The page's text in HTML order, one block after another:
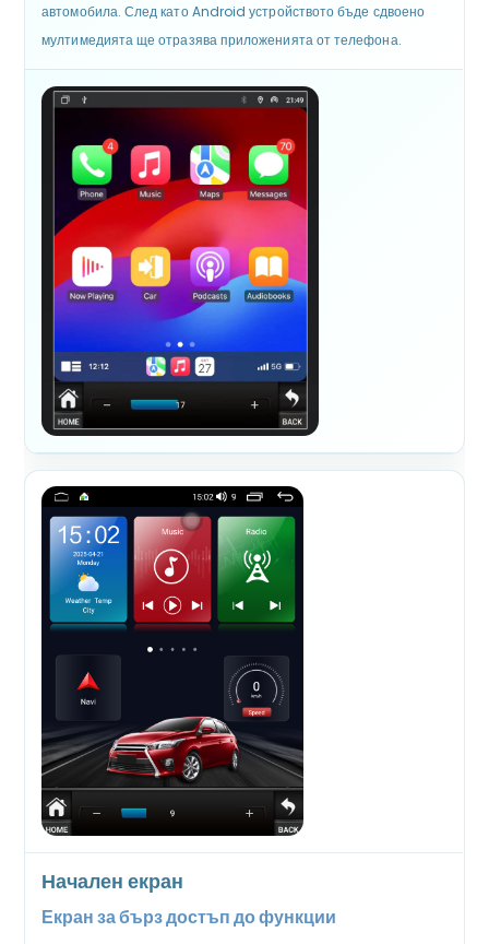
автомобила. След като Android устройството бъде сдвоено
мултимедията ще отразява приложенията от телефона.
Начален екран
Екран за бърз достъп до функции